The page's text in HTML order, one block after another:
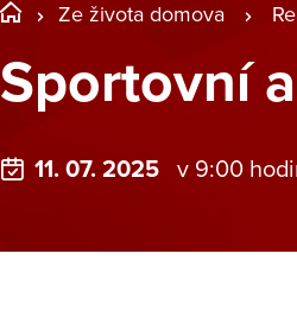
Ze života domova
Sportovní
11. 07. 2025 v 9:00